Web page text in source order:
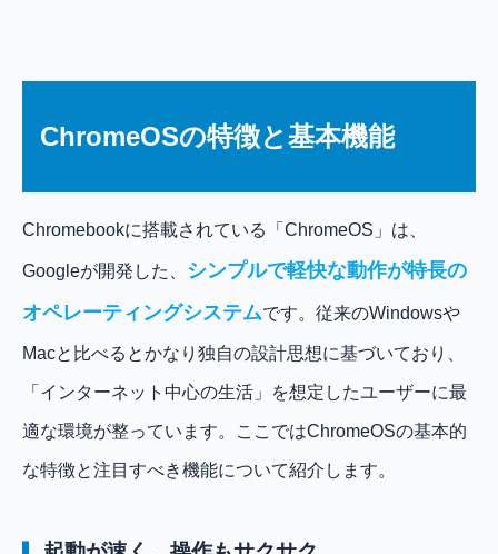
ChromeOSの特徴と基本機能
Chromebookに搭載されている「ChromeOS」は、
Googleが開発した、
シンプルで軽快な動作が特長の
オペレーティングシステムです。従来のWindowsや
Macと比べるとかなり独自の設計思想に基づいており、
「インターネット中心の生活」を想定したユーザーに最
適な環境が整っています。ここではChromeOSの基本的
な特徴と注目すべき機能について紹介します。